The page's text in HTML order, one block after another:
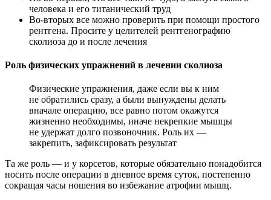
человека и его титанический труд
Во-вторых все можно проверить при помощи простого
рентгена. Просите у целителей рентгенографию
сколиоза до и после лечения
Роль физических упражнений в лечении сколиоза
Физические упражнения, даже если вы к ним
не обратились сразу, а были вынуждены делать
вначале операцию, все равно потом окажутся
жизненно необходимы, иначе некрепкие мышцы
не удержат долго позвоночник. Роль их —
закрепить, зафиксировать результат
Та же роль — и у корсетов, которые обязательно понадобится
носить после операции в дневное время суток, постепенно
сокращая часы ношения во избежание атрофии мышц.